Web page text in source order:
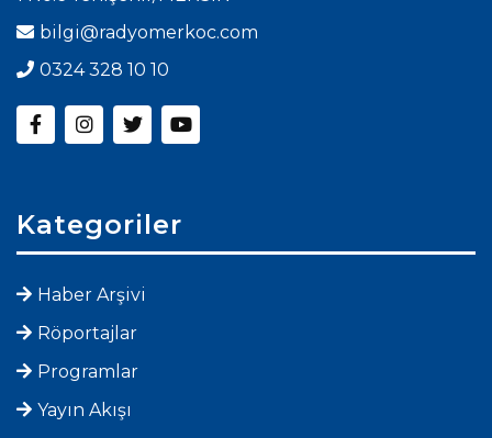
bilgi@radyomerkoc.com
0324 328 10 10
Kategoriler
Haber Arşivi
Röportajlar
Programlar
Yayın Akışı